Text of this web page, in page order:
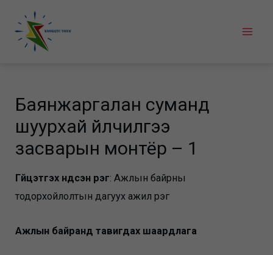
content
Баянжаргалан суманд
шуурхай үйлчилгээ
засварын монтёр – 1
Гүйцэтгэх үндсэн үүрэг: Ажлын байрны
тодорхойлолтын дагуух ажил үүрэг
Ажлын байранд тавигдах шаардлага